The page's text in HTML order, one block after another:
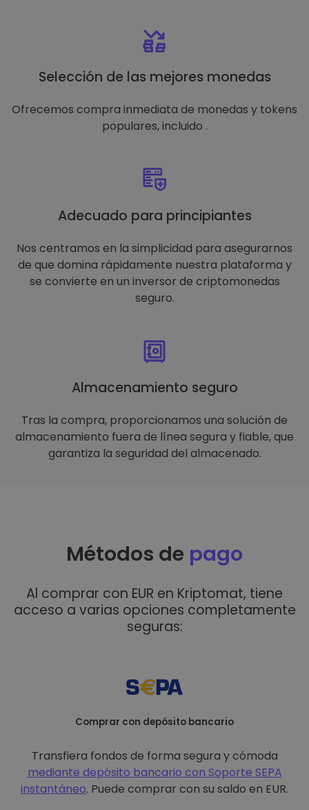
Selección de las mejores monedas
Ofrecemos compra inmediata de monedas y tokens
populares, incluido .
Adecuado para principiantes
Nos centramos en la simplicidad para asegurarnos
de que domina rápidamente nuestra plataforma y
se convierte en un inversor de criptomonedas
seguro.
Almacenamiento seguro
Tras la compra, proporcionamos una solución de
almacenamiento fuera de línea segura y fiable, que
garantiza la seguridad del almacenado.
Métodos de pago
Al comprar con EUR en Kriptomat, tiene
acceso a varias opciones completamente
seguras:
Comprar con depósito bancario
Transfiera fondos de forma segura y cómoda
mediante depósito bancario con Soporte SEPA
instantáneo. Puede comprar con su saldo en EUR.